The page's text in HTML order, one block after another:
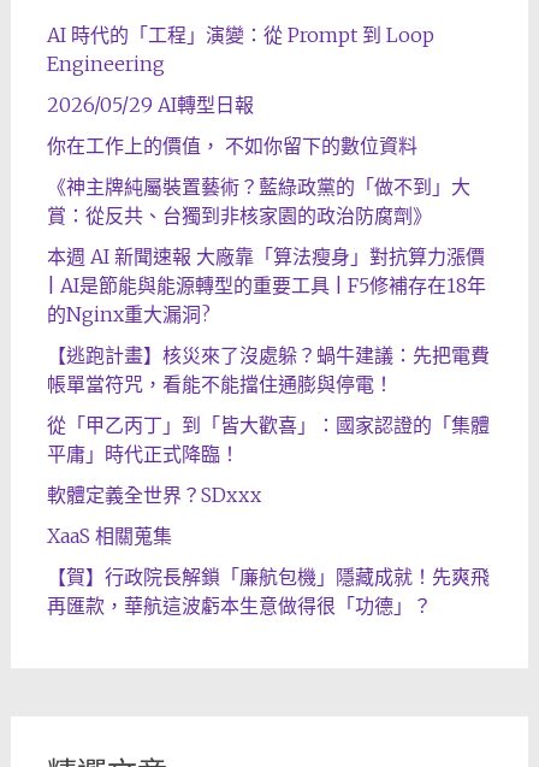
AI 時代的「工程」演變：從 Prompt 到 Loop
Engineering
2026/05/29 AI轉型日報
你在工作上的價值， 不如你留下的數位資料
《神主牌純屬裝置藝術？藍綠政黨的「做不到」大
賞：從反共、台獨到非核家園的政治防腐劑》
本週 AI 新聞速報 大廠靠「算法瘦身」對抗算力漲價
| AI是節能與能源轉型的重要工具 | F5修補存在18年
的Nginx重大漏洞?
【逃跑計畫】核災來了沒處躲？蝸牛建議：先把電費
帳單當符咒，看能不能擋住通膨與停電！
從「甲乙丙丁」到「皆大歡喜」：國家認證的「集體
平庸」時代正式降臨！
軟體定義全世界？SDxxx
XaaS 相關蒐集
【賀】行政院長解鎖「廉航包機」隱藏成就！先爽飛
再匯款，華航這波虧本生意做得很「功德」？